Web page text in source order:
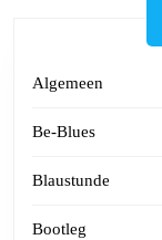
Algemeen
Be-Blues
Blaustunde
Bootleg